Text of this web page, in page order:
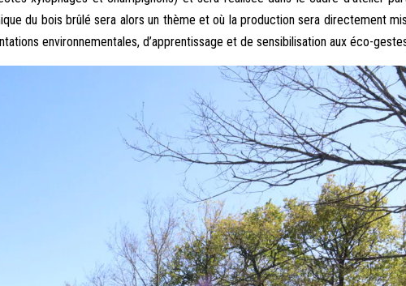
du bois brûlé sera alors un thème et où la production sera directement
environnementales, d’apprentissage et de sensibilisation aux éco-